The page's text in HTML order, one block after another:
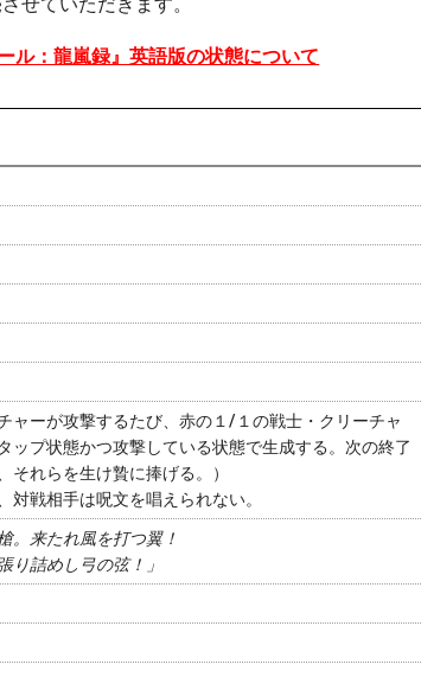
ル：龍嵐録』英語版の状態について
ャーが攻撃するたび、赤の１/１の戦士・クリーチャ
ップ状態かつ攻撃している状態で生成する。次の終了
それらを生け贄に捧げる。）
対戦相手は呪文を唱えられない。
。来たれ風を打つ翼！
り詰めし弓の弦！」